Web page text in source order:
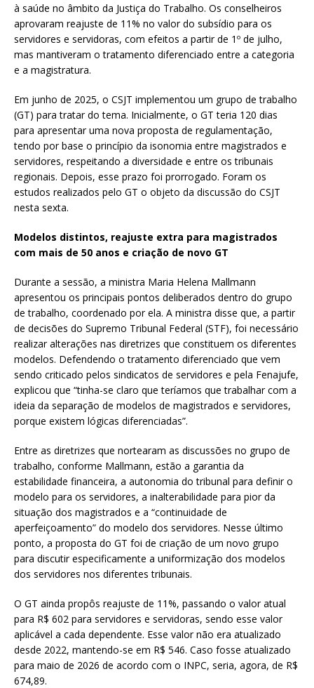
à saúde no âmbito da Justiça do Trabalho. Os conselheiros
aprovaram reajuste de 11% no valor do subsídio para os
servidores e servidoras, com efeitos a partir de 1º de julho,
mas mantiveram o tratamento diferenciado entre a categoria
e a magistratura.
Em junho de 2025, o CSJT implementou um grupo de trabalho
(GT) para tratar do tema. Inicialmente, o GT teria 120 dias
para apresentar uma nova proposta de regulamentação,
tendo por base o princípio da isonomia entre magistrados e
servidores, respeitando a diversidade e entre os tribunais
regionais. Depois, esse prazo foi prorrogado. Foram os
estudos realizados pelo GT o objeto da discussão do CSJT
nesta sexta.
Modelos distintos, reajuste extra para magistrados
com mais de 50 anos e criação de novo GT
Durante a sessão, a ministra Maria Helena Mallmann
apresentou os principais pontos deliberados dentro do grupo
de trabalho, coordenado por ela. A ministra disse que, a partir
de decisões do Supremo Tribunal Federal (STF), foi necessário
realizar alterações nas diretrizes que constituem os diferentes
modelos. Defendendo o tratamento diferenciado que vem
sendo criticado pelos sindicatos de servidores e pela Fenajufe,
explicou que “tinha-se claro que teríamos que trabalhar com a
ideia da separação de modelos de magistrados e servidores,
porque existem lógicas diferenciadas”.
Entre as diretrizes que nortearam as discussões no grupo de
trabalho, conforme Mallmann, estão a garantia da
estabilidade financeira, a autonomia do tribunal para definir o
modelo para os servidores, a inalterabilidade para pior da
situação dos magistrados e a “continuidade de
aperfeiçoamento” do modelo dos servidores. Nesse último
ponto, a proposta do GT foi de criação de um novo grupo
para discutir especificamente a uniformização dos modelos
dos servidores nos diferentes tribunais.
O GT ainda propôs reajuste de 11%, passando o valor atual
para R$ 602 para servidores e servidoras, sendo esse valor
aplicável a cada dependente. Esse valor não era atualizado
desde 2022, mantendo-se em R$ 546. Caso fosse atualizado
para maio de 2026 de acordo com o INPC, seria, agora, de R$
674,89.